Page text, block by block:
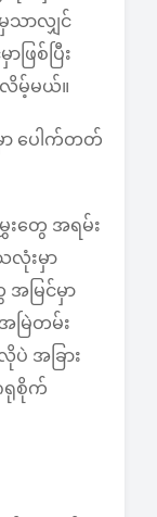
သာလျှင်
ဖြစ်ပြီး
လိမ့်မယ်။
ာ ပေါက်တတ်
တွေ အရမ်း
လုံးမှာ
အမြင်မှာ
မြဲတမ်း
အခြား
ရုစိုက်